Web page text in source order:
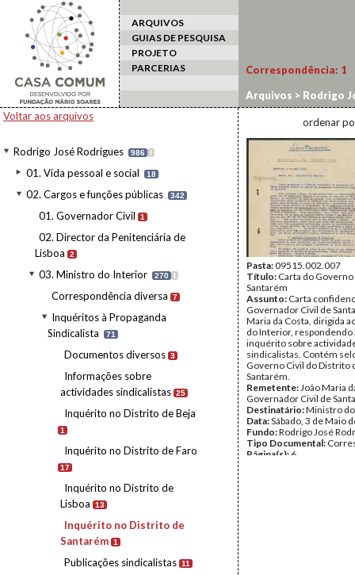
ARQUIVOS
GUIAS DE PESQUISA
PROJETO
PARCERIAS
Voltar aos arquivos
Rodrigo José Rodrigues 986 I
01. Vida pessoal e social 18
02. Cargos e funções públicas 342
01. Governador Civil 1
02. Director da Penitenciária de
Lisboa
2
03. Ministro do Interior 270 I
Correspondência diversa 7
Inquéritos à Propaganda
Sindicalista
71
Documentos diversos 3
Informações sobre
actividades sindicalistas 25
Inquérito no Distrito de Beja
1
Inquérito no Distrito de Faro
17
Inquérito no Distrito de
Lisboa
13
Inquérito no Distrito de
Santarém 1
Publicações sindicalistas 11
Correspondência: 1
Arquivos > Rodrigo
à Propaganda
ordenar
Pasta:09515.002.007
Título: Carta do
Santarém
Assunto: Carta
Governador Civil de
Maria da Costa, dirigida
do Interior, respondendo
inquérito sobre
sindicalistas. Contém
Governo Civil do Distrito
Santarém.
Remetente:João Maria
Governador Civil de
Destinatário:Ministro
Data:Sábado, 3 de Maio
Fundo:Rodrigo José
Tipo Documental:
Página(s): 6